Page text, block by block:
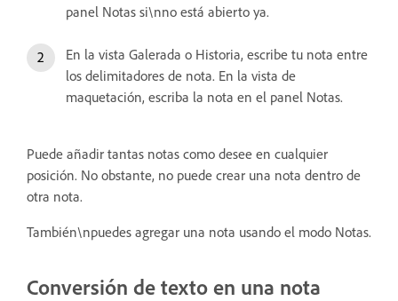
panel Notas si\nno está abierto ya.
En la vista Galerada o Historia, escribe tu nota entre
los delimitadores de nota. En la vista de
maquetación, escriba la nota en el panel Notas.
Puede añadir tantas notas como desee en cualquier
posición. No obstante, no puede crear una nota dentro de
otra nota.
También\npuedes agregar una nota usando el modo Notas.
Conversión de texto en una nota